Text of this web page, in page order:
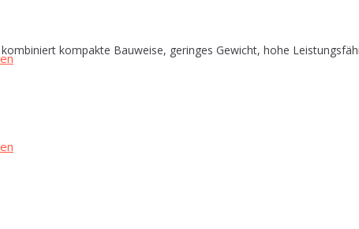
kompakte Bauweise, geringes Gewicht, hohe